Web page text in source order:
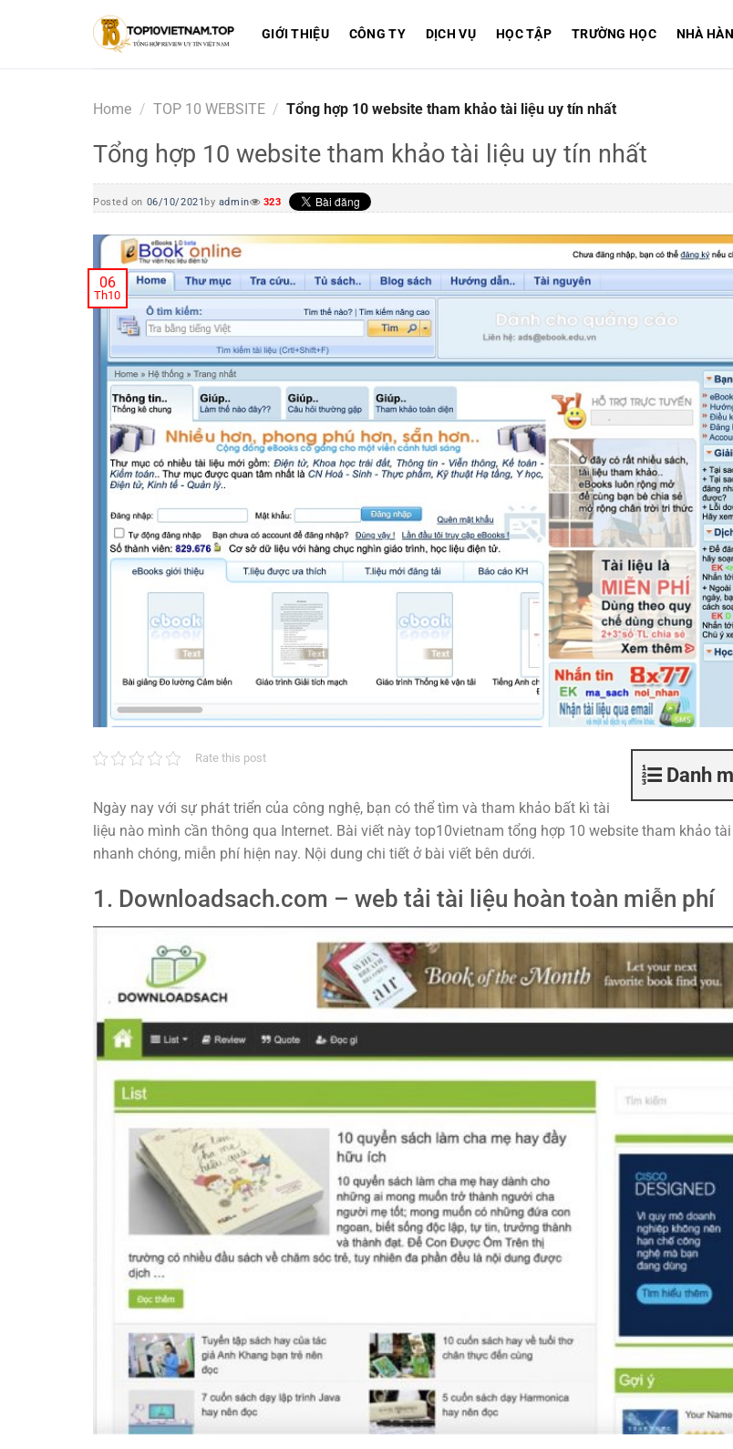
GIỚI THIỆU CÔNG TY DỊCH VỤ HỌC TẬP TRƯỜNG HỌC NHÀ
Home / TOP 10 WEBSITE / Tổng hợp 10 website tham khảo tài liệu uy tín nhất
Tổng hợp 10 website tham khảo tài liệu uy tín nhất
Posted on 06/10/2021 by admin 323
06
Th10
Danh
Rate this post
Ngày nay với sự phát triển của công nghệ, bạn có thể tìm và tham khảo bất kì tài
liệu nào mình cần thông qua Internet. Bài viết này top10vietnam tổng hợp 10 website tham khảo
nhanh chóng, miễn phí hiện nay. Nội dung chi tiết ở bài viết bên dưới.
1. Downloadsach.com – web tải tài liệu hoàn toàn miễn phí